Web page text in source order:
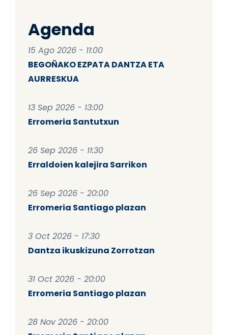
Agenda
15 Ago 2026 - 11:00
BEGOÑAKO EZPATA DANTZA ETA
AURRESKUA
13 Sep 2026 - 13:00
Erromeria Santutxun
26 Sep 2026 - 11:30
Erraldoien kalejira Sarrikon
26 Sep 2026 - 20:00
Erromeria Santiago plazan
3 Oct 2026 - 17:30
Dantza ikuskizuna Zorrotzan
31 Oct 2026 - 20:00
Erromeria Santiago plazan
28 Nov 2026 - 20:00